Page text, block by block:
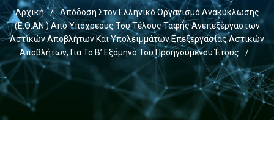
Αρχική /
Απόδοση Στον Ελληνικό Οργανισμό Ανακύκλωσης
(Ε.Ο.ΑΝ.) Από Υπόχρεους Του Τέλους Ταφής Ανεπεξέργαστων
Αστικών Αποβλήτων Και Υπολειμμάτων Επεξεργασίας Αστικών
Αποβλήτων, Για Το Β’ Εξάμηνο Του Προηγούμενου Έτους
/